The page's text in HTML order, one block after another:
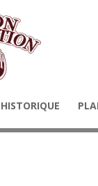
HISTORIQUE